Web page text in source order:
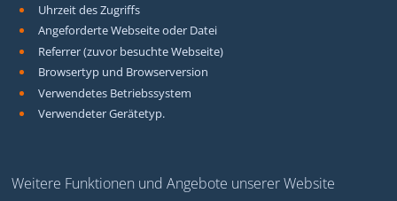
Uhrzeit des Zugriffs
Angeforderte Webseite oder Datei
Referrer (zuvor besuchte Webseite)
Browsertyp und Browserversion
Verwendetes Betriebssystem
Verwendeter Gerätetyp.
Weitere Funktionen und Angebote unserer Website